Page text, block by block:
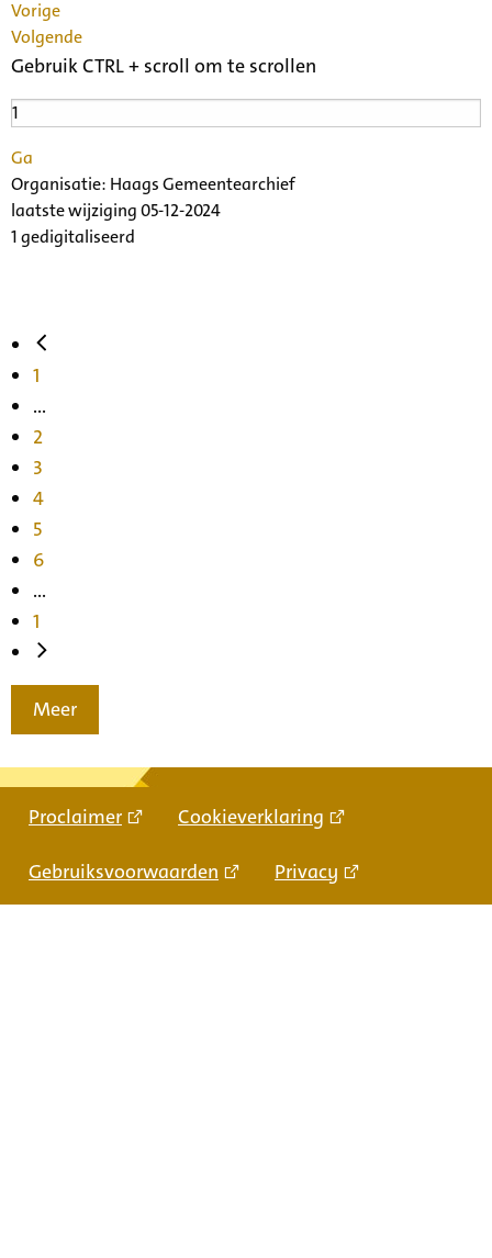
Vorige
Volgende
Gebruik CTRL + scroll om te scrollen
Ga
Organisatie: Haags Gemeentearchief
laatste wijziging 05-12-2024
1 gedigitaliseerd
1
...
2
3
4
5
6
...
1
Meer
Proclaimer Cookieverklaring
Gebruiksvoorwaarden Privacy